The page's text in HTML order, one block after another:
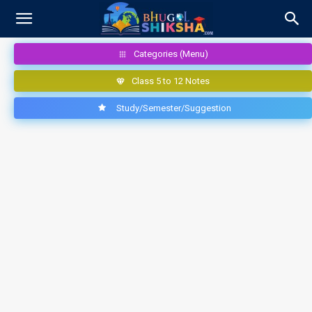
Categories (Menu)
Class 5 to 12 Notes
Study/Semester/Suggestion